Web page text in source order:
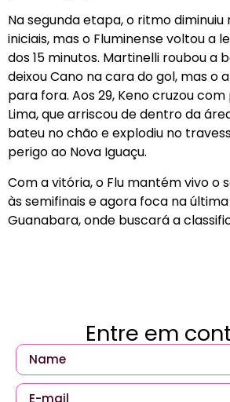
Na segunda etapa, o ritmo diminuiu
iniciais, mas o Fluminense voltou a
dos 15 minutos. Martinelli roubou a
deixou Cano na cara do gol, mas o
para fora. Aos 29, Keno cruzou
Lima, que arriscou de dentro da
bateu no chão e explodiu no
perigo ao Nova Iguaçu.
Com a vitória, o Flu mantém vivo o
às semifinais e agora foca na
Guanabara, onde buscará a
Entre em